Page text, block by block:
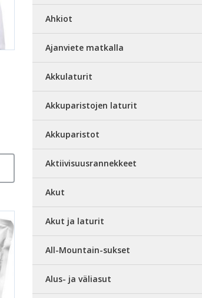
Ahkiot
Ajanviete matkalla
Akkulaturit
Akkuparistojen laturit
Akkuparistot
Aktiivisuusrannekkeet
Akut
Akut ja laturit
All-Mountain-sukset
Alus- ja väliasut